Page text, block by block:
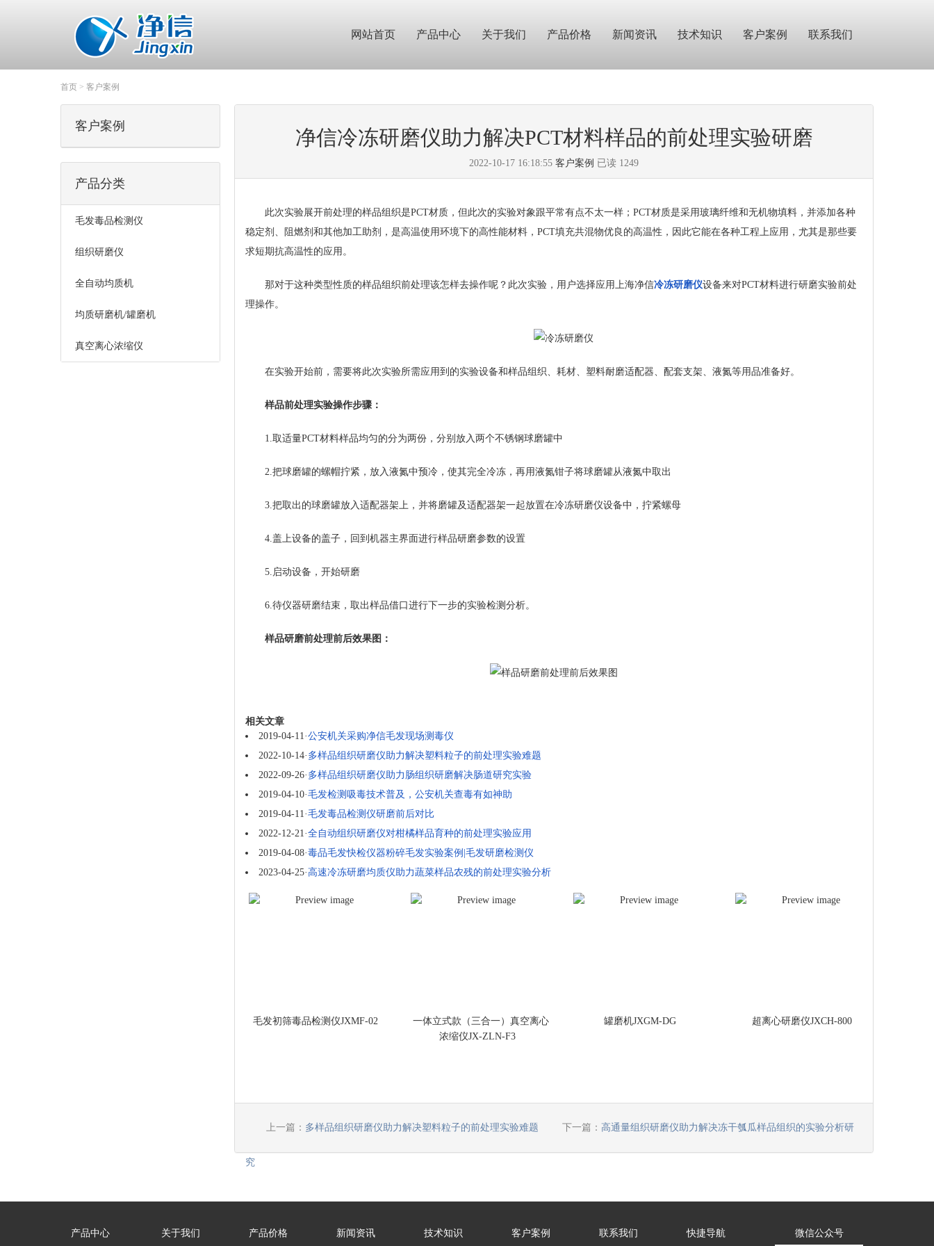
网站首页 产品中心 关于我们 产品价格 新闻资讯 技术知识 客户案例 联系我们
首页 > 客户案例
客户案例
产品分类
毛发毒品检测仪
组织研磨仪
全自动均质机
均质研磨机/罐磨机
真空离心浓缩仪
净信冷冻研磨仪助力解决PCT材料样品的前处理实验研磨
2022-10-17 16:18:55 客户案例 已读 1249
此次实验展开前处理的样品组织是PCT材质，但此次的实验对象跟平常有点不太一样；PCT材质是采用玻璃纤维和无机物填料，并添加各种
稳定剂、阻燃剂和其他加工助剂，是高温使用环境下的高性能材料，PCT填充共混物优良的高温性，因此它能在各种工程上应用，尤其是那些要
求短期抗高温性的应用。
那对于这种类型性质的样品组织前处理该怎样去操作呢？此次实验，用户选择应用上海净信冷冻研磨仪设备来对PCT材料进行研磨实验前处
理操作。
在实验开始前，需要将此次实验所需应用到的实验设备和样品组织、耗材、塑料耐磨适配器、配套支架、液氮等用品准备好。
样品前处理实验操作步骤：
1.取适量PCT材料样品均匀的分为两份，分别放入两个不锈钢球磨罐中
2.把球磨罐的螺帽拧紧，放入液氮中预冷，使其完全冷冻，再用液氮钳子将球磨罐从液氮中取出
3.把取出的球磨罐放入适配器架上，并将磨罐及适配器架一起放置在冷冻研磨仪设备中，拧紧螺母
4.盖上设备的盖子，回到机器主界面进行样品研磨参数的设置
5.启动设备，开始研磨
6.待仪器研磨结束，取出样品借口进行下一步的实验检测分析。
样品研磨前处理前后效果图：
相关文章
2019-04-11 ·公安机关采购净信毛发现场测毒仪
2022-10-14· 多样品组织研磨仪助力解决塑料粒子的前处理实验难题
2022-09-26· 多样品组织研磨仪助力肠组织研磨解决肠道研究实验
2019-04-10·毛发检测吸毒技术普及，公安机关查毒有如神助
2019-04-11 ·毛发毒品检测仪研磨前后对比
2022-12-21 ·全自动组织研磨仪对柑橘样品育种的前处理实验应用
2019-04-08·毒品毛发快检仪器粉碎毛发实验案例|毛发研磨检测仪
2023-04-25·高速冷冻研磨均质仪助力蔬菜样品农残的前处理实验分析
毛发初筛毒品检测仪JXMF-02
一体立式款（三合一）真空离心
浓缩仪JX-ZLN-F3
罐磨机JXGM-DG 超离心研磨仪JXCH-800
上一篇： 多样品组织研磨仪助力解决塑料粒子的前处理实验难题 下一篇： 高通量组织研磨仪助力解决冻干瓠瓜样品组织的实验分析研
究
产品中心 关于我们 产品价格 新闻资讯 技术知识 客户案例 联系我们 快捷导航 微信公众号